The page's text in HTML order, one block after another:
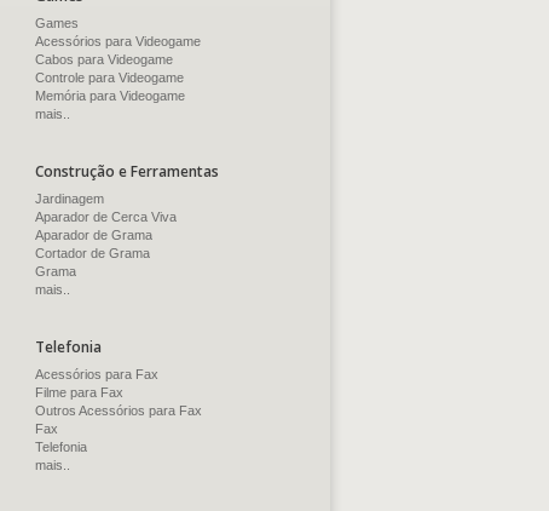
Games
Acessórios para Videogame
Cabos para Videogame
Controle para Videogame
Memória para Videogame
mais..
Construção e Ferramentas
Jardinagem
Aparador de Cerca Viva
Aparador de Grama
Cortador de Grama
Grama
mais..
Telefonia
Acessórios para Fax
Filme para Fax
Outros Acessórios para Fax
Fax
Telefonia
mais..